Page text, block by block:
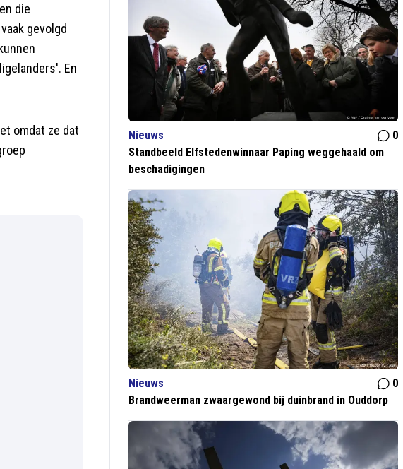
die
gevolgd
En
omdat ze dat
Nieuws
0
Standbeeld Elfstedenwinnaar Paping weggehaald om
beschadigingen
Nieuws
0
Brandweerman zwaargewond bij duinbrand in Ouddorp